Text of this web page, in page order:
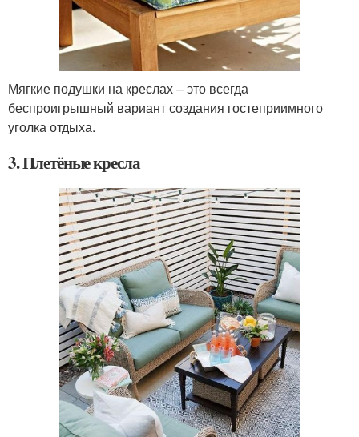
Мягкие подушки на креслах – это всегда
беспроигрышный вариант создания гостеприимного
уголка отдыха.
3. Плетёные кресла